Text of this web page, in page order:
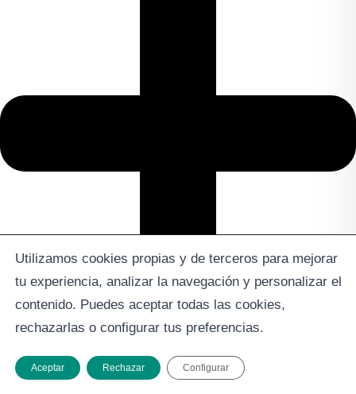
Utilizamos cookies propias y de terceros para mejorar
tu experiencia, analizar la navegación y personalizar el
contenido. Puedes aceptar todas las cookies,
rechazarlas o configurar tus preferencias.
Aceptar Rechazar Configurar